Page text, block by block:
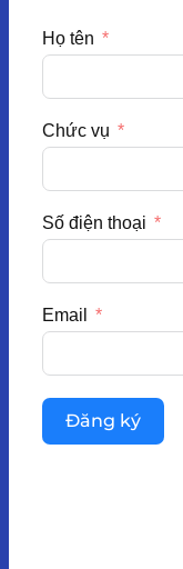
Họ tên
Chức vụ
Số điện thoại
Email
Đăng ký